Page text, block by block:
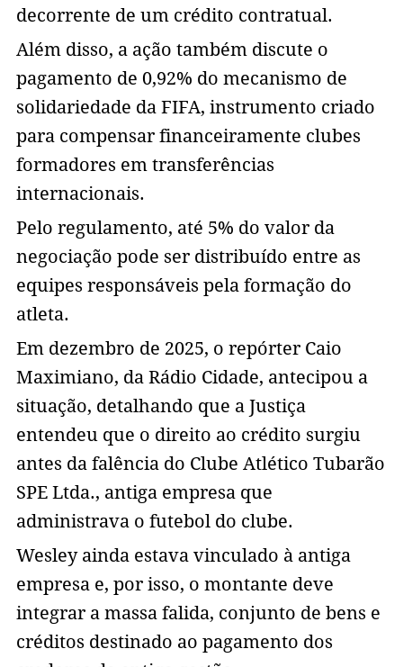
decorrente de um crédito contratual.
Além disso, a ação também discute o
pagamento de 0,92% do mecanismo de
solidariedade da FIFA, instrumento criado
para compensar financeiramente clubes
formadores em transferências
internacionais.
Pelo regulamento, até 5% do valor da
negociação pode ser distribuído entre as
equipes responsáveis pela formação do
atleta.
Em dezembro de 2025, o repórter Caio
Maximiano, da Rádio Cidade, antecipou a
situação, detalhando que a Justiça
entendeu que o direito ao crédito surgiu
antes da falência do Clube Atlético Tubarão
SPE Ltda., antiga empresa que
administrava o futebol do clube.
Wesley ainda estava vinculado à antiga
empresa e, por isso, o montante deve
integrar a massa falida, conjunto de bens e
créditos destinado ao pagamento dos